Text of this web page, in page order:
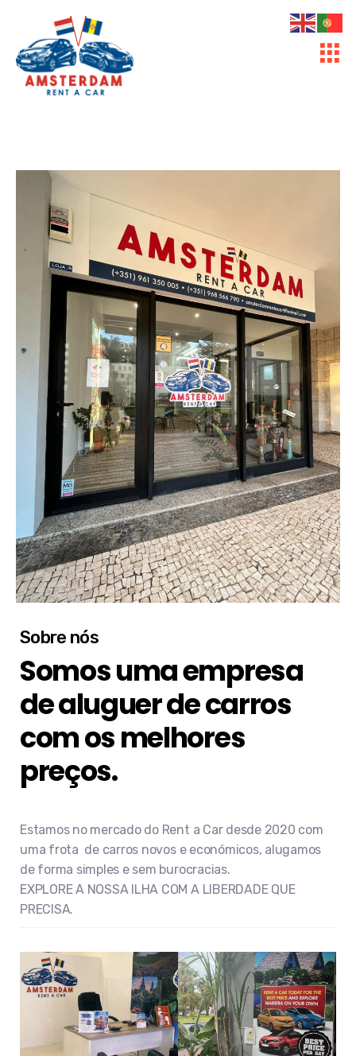
Sobre nós
Somos uma empresa
de aluguer de carros
com os melhores
preços.
Estamos no mercado do Rent a Car desde 2020 com
uma frota de carros novos e económicos, alugamos
de forma simples e sem burocracias.
EXPLORE A NOSSA ILHA COM A LIBERDADE QUE
PRECISA.